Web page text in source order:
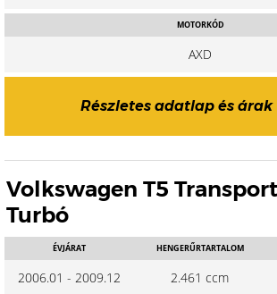
MOTORKÓD
AXD
Részletes adatlap és árak
Volkswagen T5
Turbó
ÉVJÁRAT
2006.01 - 2009.12
HENGERŰRTARTALOM
2.461 ccm